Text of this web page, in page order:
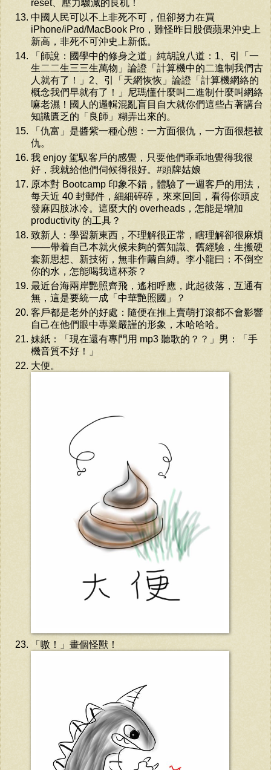
reset、壓力驟減的良机！
中國人民可以不上非死不可，但卻努力在買
iPhone/iPad/MacBook Pro，難怪昨日股價蘋果沖史上
新高，非死不可沖史上新低。
「師說：國學中的修身之道」純胡說八道：1、引「一
生二二生三三生萬物」論證「計算機中的二進制我們古
人就有了！」2、引「天網恢恢」論證「計算機網絡的
概念我們早就有了！」尼瑪懂什麼叫二進制什麼叫網絡
嘛老濕！國人的邏輯混亂盲目自大就你們這些占著講台
知識匱乏的「良師」糊弄出來的。
「仇富」是醬紫一種心態：一方面很仇，一方面很想被
仇。
我 enjoy 駕馭客戶的感覺，只要他們乖乖地覺得我很
好，我就給他們伺候得很好。#頭牌姑娘
原本對 Bootcamp 印象不錯，體驗了一週客戶的用法，
每天近 40 封郵件，細細碎碎，來來回回，看得你頭皮
發麻四肢冰冷。這麼大的 overheads，怎能是增加
productivity 的工具？
致新人：學習新東西，不理解很正常，瞎理解卻很麻煩
——帶着自己本就火候未夠的舊知識、舊經驗，生搬硬
套新思想、新技術，無非作繭自縛。李小龍曰：不倒空
你的水，怎能喝我這杯茶？
最近台海兩岸艷照齊飛，遙相呼應，此起彼落，互通有
無，這是要統一成「中華艷照國」？
客戶都是老外的好處：隨便在推上賣萌打滾都不會影響
自己在他們眼中專業嚴謹的形象，木哈哈哈。
妹紙：「現在還有專門用 mp3 聽歌的？？」男：「手
機音質不好！」
大便。
「嗷！」畫個怪獸！